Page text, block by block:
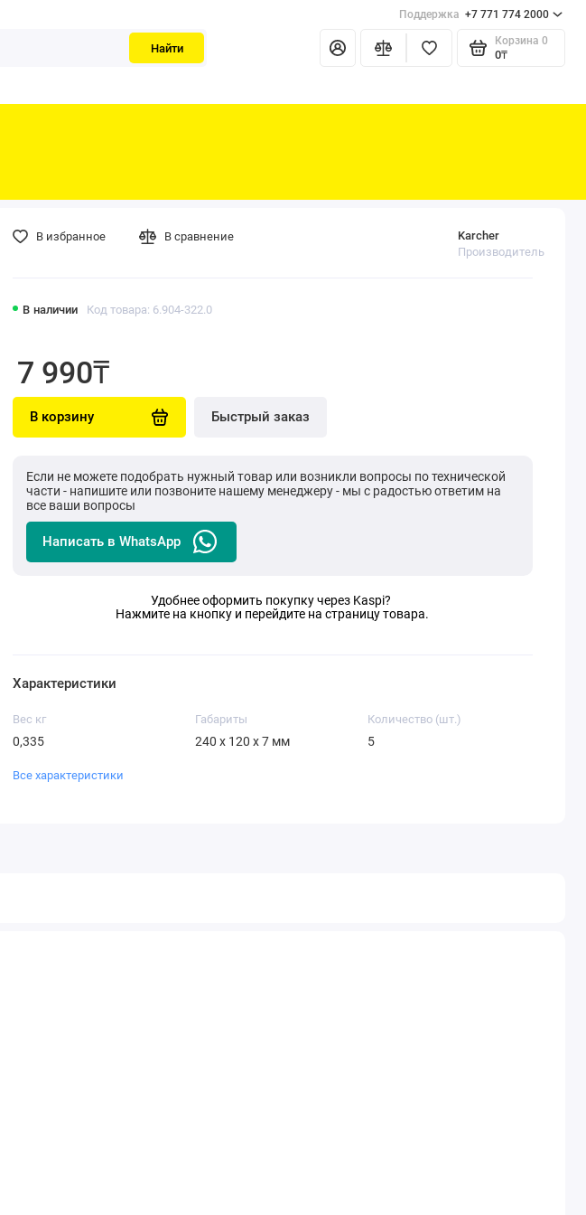
Поддержка +7 771 774 2000
Найти
Корзина 0
0₸
В наличии Код товара: 6.904-322.0
Karcher
Производитель
7 990₸
В корзину Быстрый заказ
Если не можете подобрать нужный товар или возникли вопросы по технической
части - напишите или позвоните нашему менеджеру - мы с радостью ответим на
все ваши вопросы
Написать в WhatsApp
Удобнее оформить покупку через Kaspi?
Нажмите на кнопку и перейдите на страницу товара.
В избранное В сравнение
Характеристики
Вес кг
0,335
Габариты
240 x 120 x 7 мм
Количество (шт.)
5
Все характеристики